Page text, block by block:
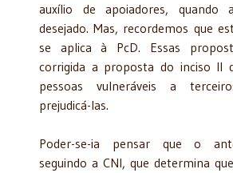
auxílio de apoiadores, quando
desejado. Mas, recordemos que
se aplica à PcD. Essas
corrigida a proposta do inciso II
pessoas vulneráveis a
prejudicá-las.
Poder-se-ia pensar que o
seguindo a CNI, que determina